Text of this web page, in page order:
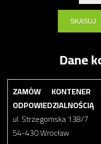
Dane
ZAMÓW KONTENER
ODPOWIEDZIALNOŚCIĄ
ul. Strzegomska 138/7
54-430 Wrocław